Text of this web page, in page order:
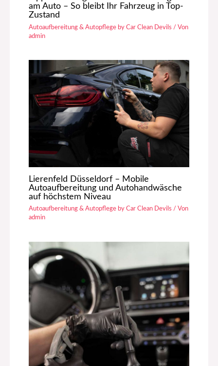
am Auto – So bleibt Ihr Fahrzeug in Top-
Zustand
Autoaufbereitung & Autopflege by Car Clean Devils / Von
admin
Lierenfeld Düsseldorf – Mobile
Autoaufbereitung und Autohandwäsche
auf höchstem Niveau
Autoaufbereitung & Autopflege by Car Clean Devils / Von
admin